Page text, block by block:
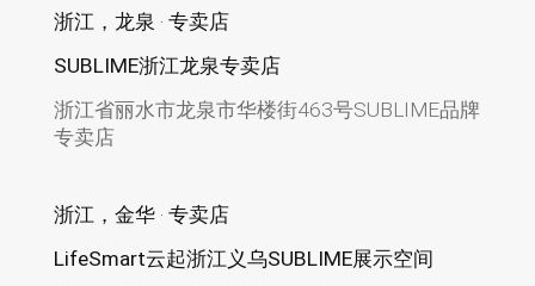
浙江，龙泉 · 专卖店
SUBLIME浙江龙泉专卖店
浙江省丽水市龙泉市华楼街463号SUBLIME品牌
专卖店
浙江，金华 · 专卖店
LifeSmart云起浙江义乌SUBLIME展示空间